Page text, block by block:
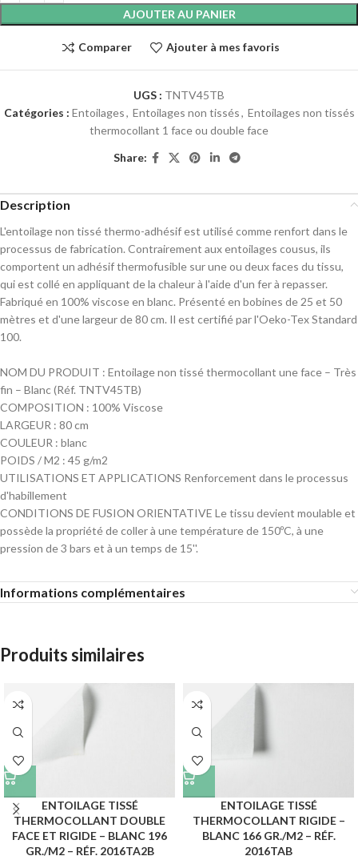
AJOUTER AU PANIER
Comparer Ajouter à mes favoris
UGS : TNTV45TB
Catégories : Entoilages, Entoilages non tissés, Entoilages non tissés
thermocollant 1 face ou double face
Share:
Description
L'entoilage non tissé thermo-adhésif est utilisé comme renfort dans le
processus de fabrication. Contrairement aux entoilages cousus, ils
comportent un adhésif thermofusible sur une ou deux faces du tissu,
qui est collé en appliquant de la chaleur à l'aide d'un fer à repasser.
Fabriqué en 100% viscose en blanc. Présenté en bobines de 25 et 50
mètres et d'une largeur de 80 cm. Il est certifié par l'Oeko-Tex Standard
100.
NOM DU PRODUIT : Entoilage non tissé thermocollant une face – Très
fin – Blanc (Réf. TNTV45TB)
COMPOSITION : 100% Viscose
LARGEUR : 80 cm
COULEUR : blanc
POIDS / M2 : 45 g/m2
UTILISATIONS ET APPLICATIONS Renforcement dans le processus
d'habillement
CONDITIONS DE FUSION ORIENTATIVE Le tissu devient moulable et
possède la propriété de coller à une température de 150ºC, à une
pression de 3 bars et à un temps de 15''.
Informations complémentaires
Produits similaires
ENTOILAGE TISSÉ
THERMOCOLLANT DOUBLE
FACE ET RIGIDE – BLANC 196
GR./M2 – RÉF. 2016TA2B
ENTOILAGE TISSÉ
THERMOCOLLANT RIGIDE –
BLANC 166 GR./M2 – RÉF.
2016TAB